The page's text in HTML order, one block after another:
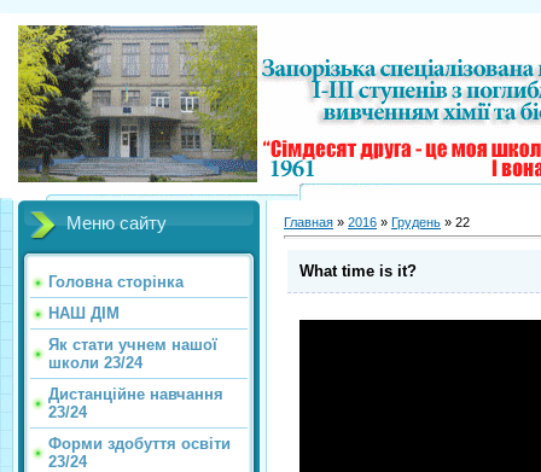
Меню сайту
Головна сторінка
НАШ ДІМ
Як стати учнем нашої
школи 23/24
Дистанційне навчання
23/24
Форми здобуття освіти
23/24
Главная » 2016 » Грудень » 22
What time is it?